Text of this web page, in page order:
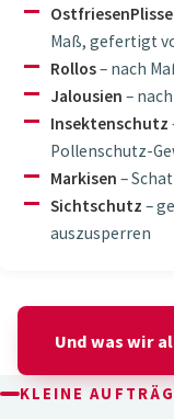
Maß, gefertigt
Rollos– nach
Jalousien –
Insektenschutz
Pollenschutz-
Markisen –
Sichtschutz –
auszusperren
Und was wir
KLEINE